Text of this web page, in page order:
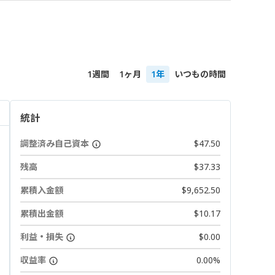
1週間 1ヶ月 1年 いつもの時間
統計
調整済み自己資本
$47.50
残高
$37.33
累積入金額
$9,652.50
累積出金額
$10.17
利益・損失
$0.00
収益率
0.00%